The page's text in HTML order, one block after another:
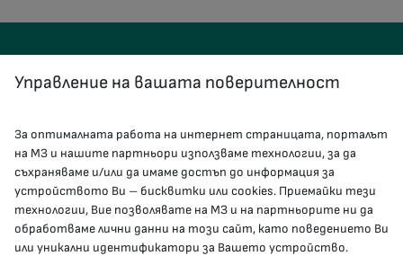
КОНТАКТИ
гр.София, 1000, пл. „Света Неделя“ №5
delovodstvo@mh.government.bg
Управление на вашата поверителност
За оптималната работа на интернет страницата, порталът
на МЗ и нашите партньори използваме технологии, за да
съхраняваме и/или да имаме достъп до информация за
устройството Ви – бисквитки или cookies. Приемайки тези
технологии, Вие позволявате на МЗ и на партньорите ни да
обработваме лични данни на този сайт, като поведението Ви
или уникални идентификатори за Вашето устройство.